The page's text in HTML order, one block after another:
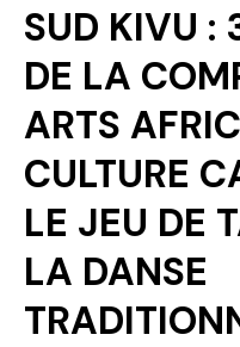
SUD KIVU :
DE LA
ARTS
CULTURE
LE JEU DE
LA DANSE